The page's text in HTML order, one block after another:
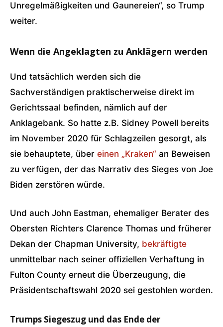
Unregelmäßigkeiten und Gaunereien“, so Trump
weiter.
Wenn die Angeklagten zu Anklägern werden
Und tatsächlich werden sich die
Sachverständigen praktischerweise direkt im
Gerichtssaal befinden, nämlich auf der
Anklagebank. So hatte z.B. Sidney Powell bereits
im November 2020 für Schlagzeilen gesorgt, als
sie behauptete, über einen „Kraken“ an Beweisen
zu verfügen, der das Narrativ des Sieges von Joe
Biden zerstören würde.
Und auch John Eastman, ehemaliger Berater des
Obersten Richters Clarence Thomas und früherer
Dekan der Chapman University, bekräftigte
unmittelbar nach seiner offiziellen Verhaftung in
Fulton County erneut die Überzeugung, die
Präsidentschaftswahl 2020 sei gestohlen worden.
Trumps Siegeszug und das Ende der